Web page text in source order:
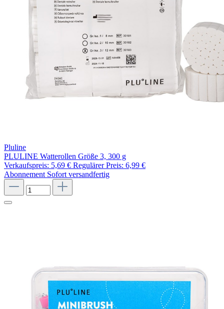
Pluline
PLULINE Watterollen Größe 3, 300 g
Verkaufspreis: 5,69 € Regulärer Preis: 6,99 €
Abonnement Sofort versandfertig